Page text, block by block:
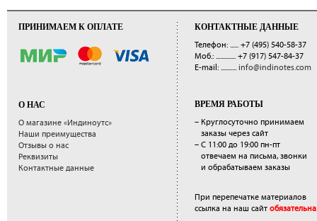
ПРИНИМАЕМ К ОПЛАТЕ
О НАС
О магазине «Индиноутс»
Наши преимущества
Отзывы о нас
Реквизиты
Контактные данные
КОНТАКТНЫЕ ДАННЫЕ
Телефон: ...... +7 (495) 540-58-37
Моб.: .............. +7 (917) 547-84-37
E-mail: ........... info@indinotes.com
ВРЕМЯ РАБОТЫ
– Круглосуточно принимаем
заказы через сайт
– С 11:00 до 19:00 пн-пт
отвечаем на письма, звонки
и обрабатываем заказы
При перепечатке материалов
ссылка на наш сайт обязательна.